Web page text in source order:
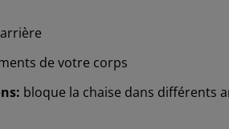
de votre corps
bloque la chaise dans différents